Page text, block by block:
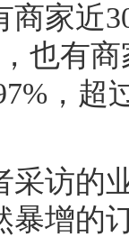
商家近
也有
，超
访的
暴增的